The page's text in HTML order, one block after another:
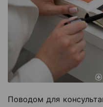
Поводом для